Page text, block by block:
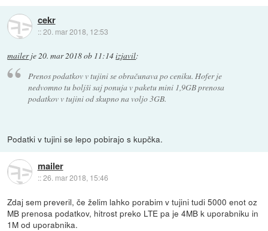
cekr
::20. mar 2018, 12:53
mailerje20. mar 2018 ob 11:14izjavil:
Prenos podatkov v tujini se obračunava po ceniku. Hofer je
nedvomno tu boljši saj ponuja v paketu mini 1,9GB prenosa
podatkov v tujini od skupno na voljo 3GB.
Podatki v tujini se lepo pobirajo s kupčka.
mailer
::26. mar 2018, 15:46
Zdaj sem preveril, če želim lahko porabim v tujini tudi 5000 enot oz
MB prenosa podatkov, hitrost preko LTE pa je 4MB k uporabniku in
1M od uporabnika.